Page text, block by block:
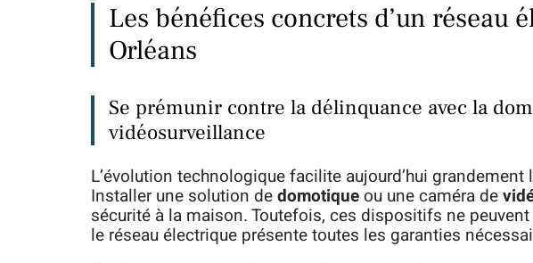
Les bénéfices concrets d’un réseau
Orléans
Se prémunir contre la délinquance avec la
vidéosurveillance
L’évolution technologique facilite aujourd’hui grandement
Installer une solution dedomotique ou une caméra de
sécurité à la maison. Toutefois, ces dispositifs ne
le réseau électrique présente toutes les garanties